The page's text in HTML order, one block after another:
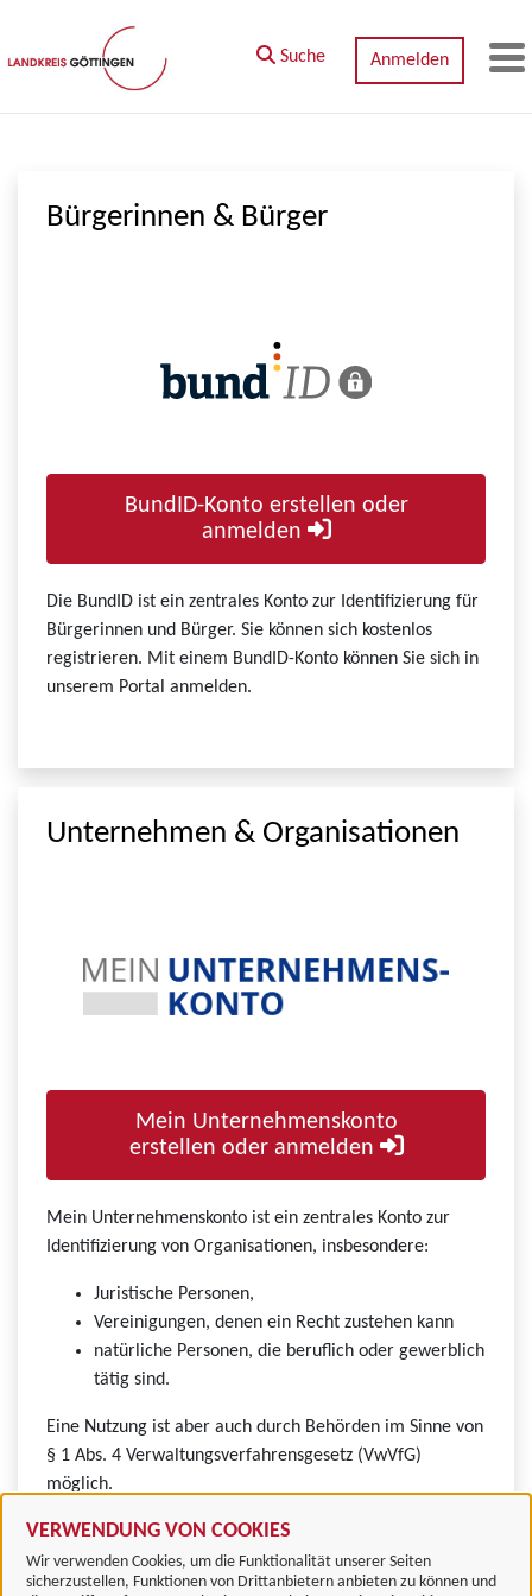
Zum Hauptinhalt springen
VERWENDUNG VON COOKIES
Wir verwenden Cookies, um die Funktionalität unserer Seiten
sicherzustellen, Funktionen von Drittanbietern anbieten zu können und
Suche Anmelden
Bürgerinnen & Bürger
BundID-Konto erstellen oder
anmelden
Die BundID ist ein zentrales Konto zur Identifizierung für
Bürgerinnen und Bürger. Sie können sich kostenlos
registrieren. Mit einem BundID-Konto können Sie sich in
unserem Portal anmelden.
Unternehmen & Organisationen
Mein Unternehmenskonto
erstellen oder anmelden
Mein Unternehmenskonto ist ein zentrales Konto zur
Identifizierung von Organisationen, insbesondere:
Juristische Personen,
Vereinigungen, denen ein Recht zustehen kann
natürliche Personen, die beruflich oder gewerblich
tätig sind.
Eine Nutzung ist aber auch durch Behörden im Sinne von
§ 1 Abs. 4 Verwaltungsverfahrensgesetz (VwVfG)
möglich.